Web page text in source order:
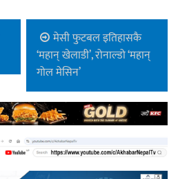
मेसी फुटबल इतिहासकै
‘महान् खेलाडी’, रोनाल्डो ‘महान्
गोल मेसिन’